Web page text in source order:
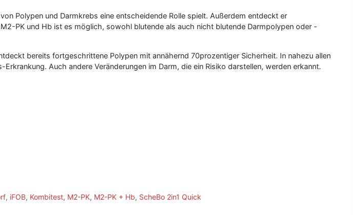
Polypen und Darmkrebs eine entscheidende Rolle spielt. Außerdem entdeckt er
PK und Hb ist es möglich, sowohl blutende als auch nicht blutende Darmpolypen oder -
bereits fortgeschrittene Polypen mit annähernd 70prozentiger Sicherheit. In nahezu allen
Auch andere Veränderungen im Darm, die ein Risiko darstellen, werden erkannt.
, iFOB, Kombitest, M2-PK, M2-PK + Hb, ScheBo 2in1 Quick